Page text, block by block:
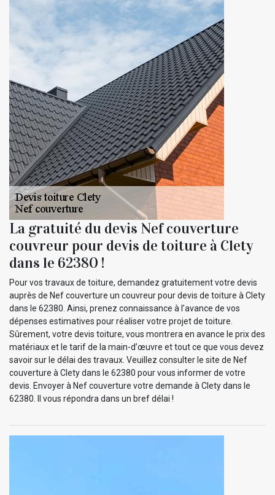
La gratuité du devis Nef couverture
couvreur pour devis de toiture à Clety
dans le 62380 !
Pour vos travaux de toiture, demandez gratuitement votre devis
auprès de Nef couverture un couvreur pour devis de toiture à Clety
dans le 62380. Ainsi, prenez connaissance à l’avance de vos
dépenses estimatives pour réaliser votre projet de toiture.
Sûrement, votre devis toiture, vous montrera en avance le prix des
matériaux et le tarif de la main-d’œuvre et tout ce que vous devez
savoir sur le délai des travaux. Veuillez consulter le site de Nef
couverture à Clety dans le 62380 pour vous informer de votre
devis. Envoyer à Nef couverture votre demande à Clety dans le
62380. Il vous répondra dans un bref délai !